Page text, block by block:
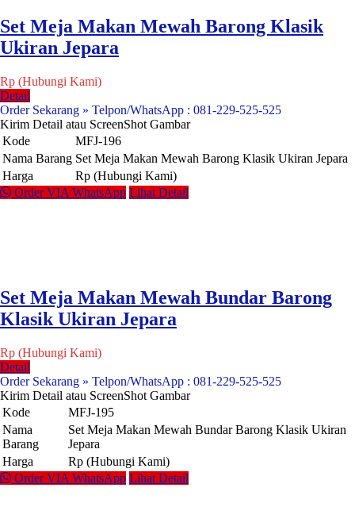
Set Meja Makan Mewah Barong Klasik
Ukiran Jepara
Rp (Hubungi Kami)
Detail
Order Sekarang » Telpon/WhatsApp : 081-229-525-525
Kirim Detail atau ScreenShot Gambar
Kode
MFJ-196
Nama Barang Set Meja Makan Mewah Barong Klasik Ukiran Jepara
Harga
Rp (Hubungi Kami)
Order VIA WhatsApp Lihat Detail
Set Meja Makan Mewah Bundar Barong
Klasik Ukiran Jepara
Rp (Hubungi Kami)
Detail
Order Sekarang » Telpon/WhatsApp : 081-229-525-525
Kirim Detail atau ScreenShot Gambar
Kode
MFJ-195
Nama
Barang
Set Meja Makan Mewah Bundar Barong Klasik Ukiran
Jepara
Harga
Rp (Hubungi Kami)
Order VIA WhatsApp Lihat Detail